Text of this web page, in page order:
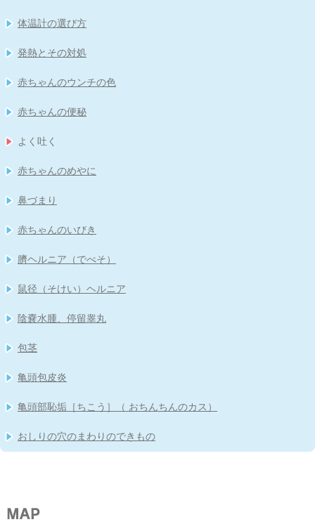
体温計の選び方
発熱とその対処
赤ちゃんのウンチの色
赤ちゃんの便秘
よく吐く
赤ちゃんのめやに
鼻づまり
赤ちゃんのいびき
臍ヘルニア（でべそ）
鼠径（そけい）ヘルニア
陰嚢水腫、停留睾丸
包茎
亀頭包皮炎
亀頭部恥垢［ちこう］（ おちんちんのカス）
おしりの穴のまわりのできもの